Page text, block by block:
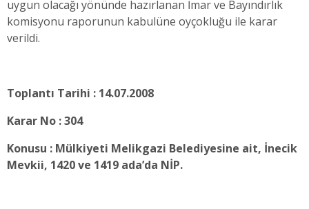
uygun olacağı yönünde hazırlanan İmar ve Bayındırlık
komisyonu raporunun kabulüne oyçokluğu ile karar
verildi.
Toplantı Tarihi : 14.07.2008
Karar No : 304
Konusu : Mülkiyeti Melikgazi Belediyesine ait, İnecik
Mevkii, 1420 ve 1419 ada’da NİP.